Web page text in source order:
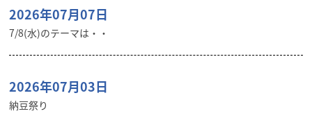
2026年07月07日
7/8(水)のテーマは・・
2026年07月03日
納豆祭り